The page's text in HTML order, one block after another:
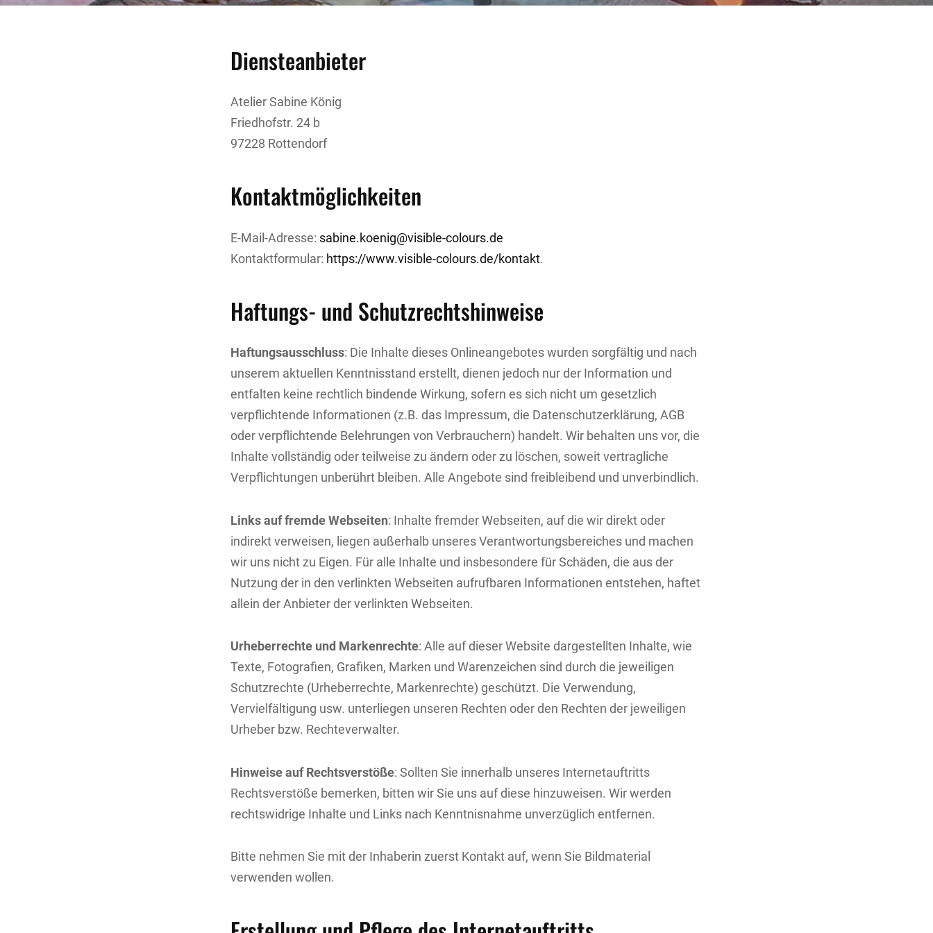
Diensteanbieter
Atelier Sabine König
Friedhofstr. 24 b
97228 Rottendorf
Kontaktmöglichkeiten
E-Mail-Adresse: sabine.koenig@visible-colours.de
Kontaktformular: https://www.visible-colours.de/kontakt.
Haftungs- und Schutzrechtshinweise
Haftungsausschluss: Die Inhalte dieses Onlineangebotes wurden sorgfältig und nach
unserem aktuellen Kenntnisstand erstellt, dienen jedoch nur der Information und
entfalten keine rechtlich bindende Wirkung, sofern es sich nicht um gesetzlich
verpflichtende Informationen (z.B. das Impressum, die Datenschutzerklärung, AGB
oder verpflichtende Belehrungen von Verbrauchern) handelt. Wir behalten uns vor, die
Inhalte vollständig oder teilweise zu ändern oder zu löschen, soweit vertragliche
Verpflichtungen unberührt bleiben. Alle Angebote sind freibleibend und unverbindlich.
Links auf fremde Webseiten: Inhalte fremder Webseiten, auf die wir direkt oder
indirekt verweisen, liegen außerhalb unseres Verantwortungsbereiches und machen
wir uns nicht zu Eigen. Für alle Inhalte und insbesondere für Schäden, die aus der
Nutzung der in den verlinkten Webseiten aufrufbaren Informationen entstehen, haftet
allein der Anbieter der verlinkten Webseiten.
Urheberrechte und Markenrechte: Alle auf dieser Website dargestellten Inhalte, wie
Texte, Fotografien, Grafiken, Marken und Warenzeichen sind durch die jeweiligen
Schutzrechte (Urheberrechte, Markenrechte) geschützt. Die Verwendung,
Vervielfältigung usw. unterliegen unseren Rechten oder den Rechten der jeweiligen
Urheber bzw. Rechteverwalter.
Hinweise auf Rechtsverstöße: Sollten Sie innerhalb unseres Internetauftritts
Rechtsverstöße bemerken, bitten wir Sie uns auf diese hinzuweisen. Wir werden
rechtswidrige Inhalte und Links nach Kenntnisnahme unverzüglich entfernen.
Bitte nehmen Sie mit der Inhaberin zuerst Kontakt auf, wenn Sie Bildmaterial
verwenden wollen.